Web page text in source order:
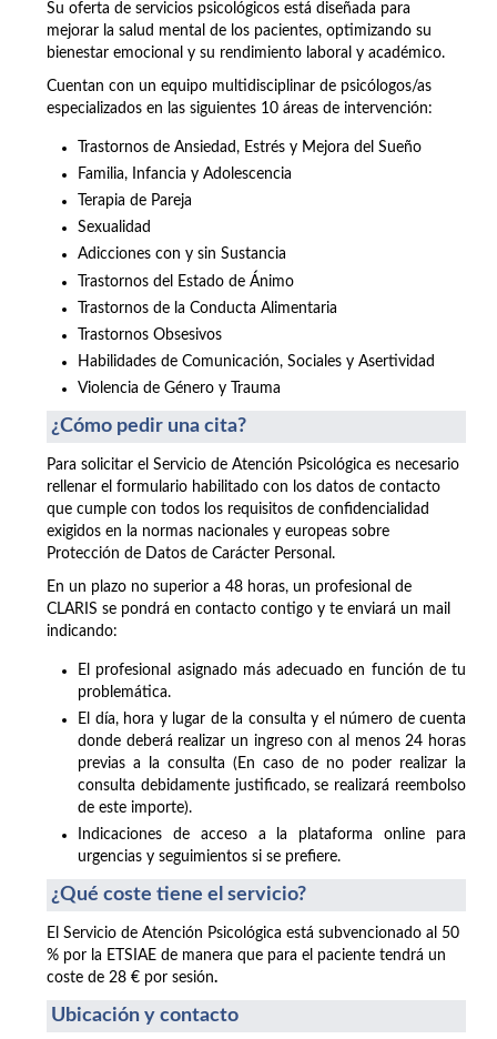
Su oferta de servicios psicológicos está diseñada para
mejorar la salud mental de los pacientes, optimizando su
bienestar emocional y su rendimiento laboral y académico.
Cuentan con un equipo multidisciplinar de psicólogos/as
especializados en las siguientes 10 áreas de intervención:
Trastornos de Ansiedad, Estrés y Mejora del Sueño
Familia, Infancia y Adolescencia
Terapia de Pareja
Sexualidad
Adicciones con y sin Sustancia
Trastornos del Estado de Ánimo
Trastornos de la Conducta Alimentaria
Trastornos Obsesivos
Habilidades de Comunicación, Sociales y Asertividad
Violencia de Género y Trauma
¿Cómo pedir una cita?
Para solicitar el Servicio de Atención Psicológica es necesario
rellenar el formulario habilitado con los datos de contacto
que cumple con todos los requisitos de confidencialidad
exigidos en la normas nacionales y europeas sobre
Protección de Datos de Carácter Personal.
En un plazo no superior a 48 horas, un profesional de
CLARIS se pondrá en contacto contigo y te enviará un mail
indicando:
El profesional asignado más adecuado en función de tu
problemática.
El día, hora y lugar de la consulta y el número de cuenta
donde deberá realizar un ingreso con al menos 24 horas
previas a la consulta (En caso de no poder realizar la
consulta debidamente justificado, se realizará reembolso
de este importe).
Indicaciones de acceso a la plataforma online para
urgencias y seguimientos si se prefiere.
¿Qué coste tiene el servicio?
El Servicio de Atención Psicológica está subvencionado al 50
% por la ETSIAE de manera que para el paciente tendrá un
coste de 28 € por sesión.
Ubicación y contacto